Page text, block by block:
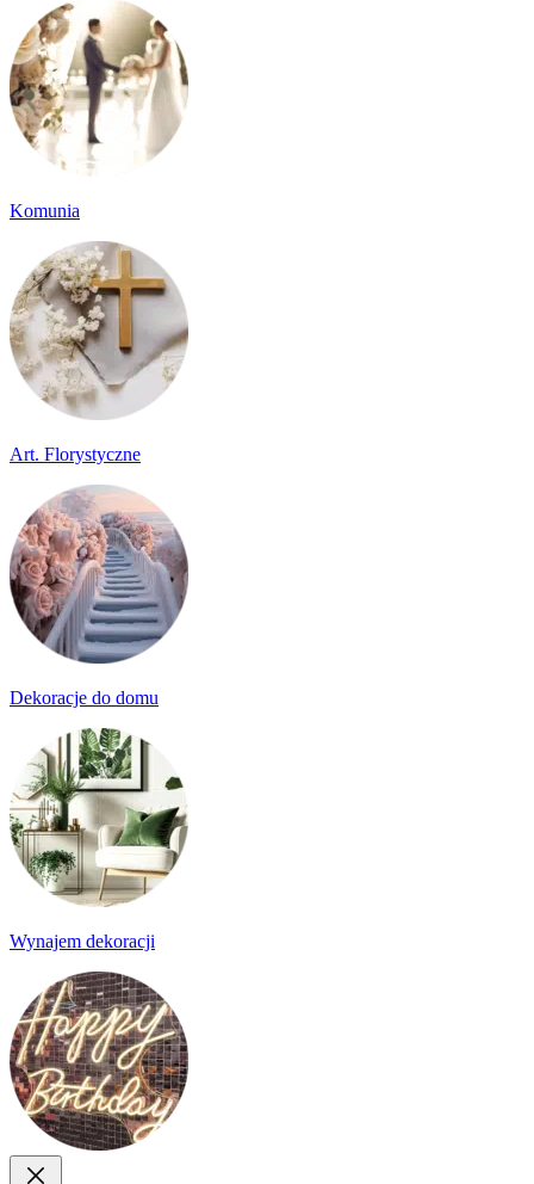
Komunia
Art. Florystyczne
Dekoracje do domu
Wynajem dekoracji